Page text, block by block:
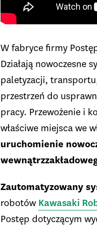
W fabryce firmy
Działają nowoczesne
paletyzacji,
przestrzeń do
pracy. Przewożenie i
właściwe miejsca we
uruchomienie
Zautomatyzowany
robotów Kawasaki
Postęp dotyczącym